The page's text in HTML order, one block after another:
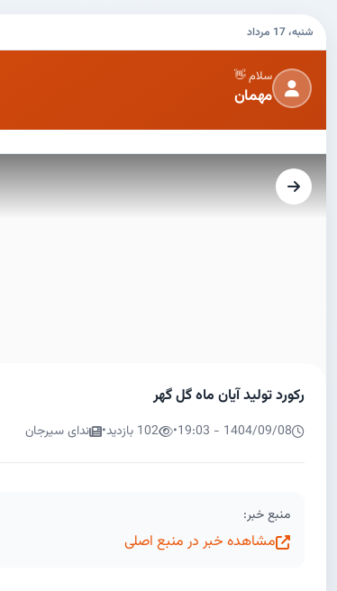
شنبه، 17 مرداد
سلام 👋
مهمان
رکورد تولید آیان ماه گل گهر
1404/09/08 - 19:03
• 102 بازدید • ندای سیرجان
منبع خبر:
مشاهده خبر در منبع اصلی